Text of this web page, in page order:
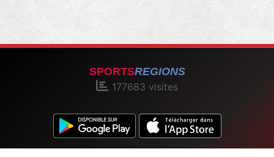
SPORTSREGIONS
177683 visites